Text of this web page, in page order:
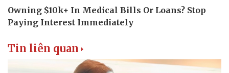
Tin liên quan